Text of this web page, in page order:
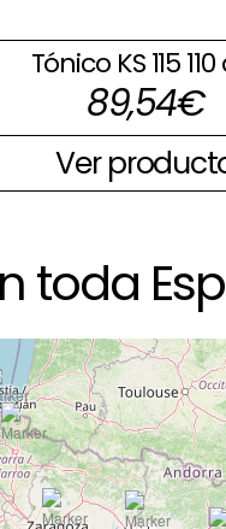
Tónico KS 115 110
89,54€
Ver
toda